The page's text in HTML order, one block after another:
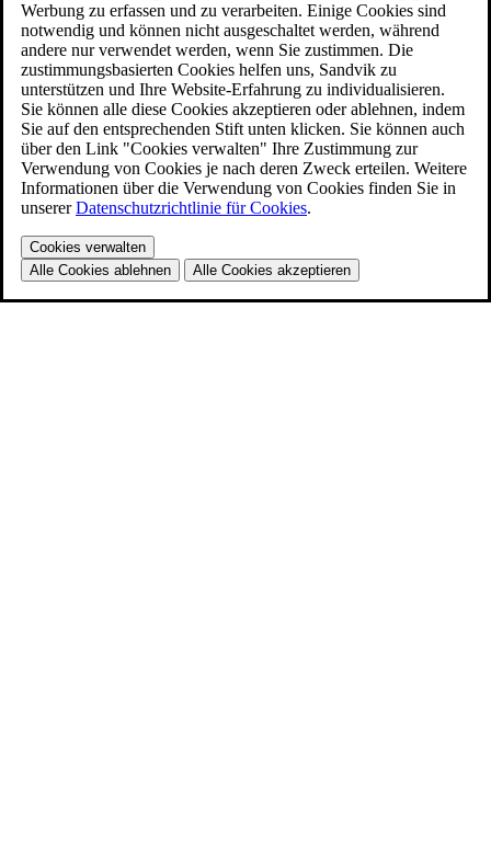
Werbung zu erfassen und zu verarbeiten. Einige Cookies sind
notwendig und können nicht ausgeschaltet werden, während
andere nur verwendet werden, wenn Sie zustimmen. Die
zustimmungsbasierten Cookies helfen uns, Sandvik zu
unterstützen und Ihre Website-Erfahrung zu individualisieren.
Sie können alle diese Cookies akzeptieren oder ablehnen, indem
Sie auf den entsprechenden Stift unten klicken. Sie können auch
über den Link "Cookies verwalten" Ihre Zustimmung zur
Verwendung von Cookies je nach deren Zweck erteilen. Weitere
Informationen über die Verwendung von Cookies finden Sie in
unsererDatenschutzrichtlinie für Cookies.
Cookies verwalten
Alle Cookies ablehnen
Alle Cookies akzeptieren